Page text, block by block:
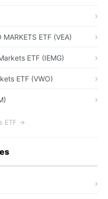
MARKETS ETF (VEA)
ETF (IEMG)
ETF (VWO)
ETF →